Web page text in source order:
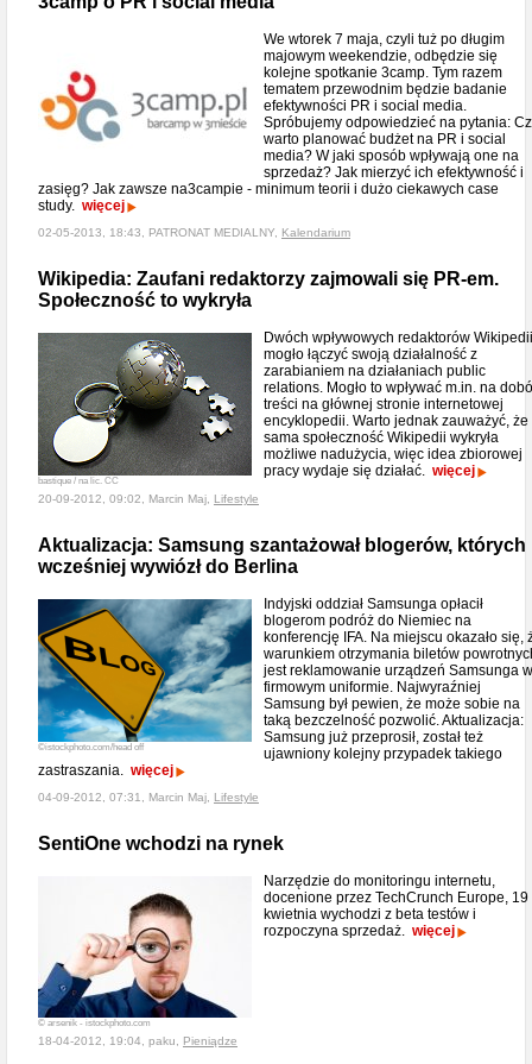
We wtorek 7 maja, czyli tuż po długim
majowym weekendzie, odbędzie się
kolejne spotkanie 3camp. Tym razem
tematem przewodnim będzie badanie
efektywności PR i social media.
Spróbujemy odpowiedzieć na pytania:
warto planować budżet na PR i social
media? W jaki sposób wpływają one na
sprzedaż? Jak mierzyć ich efektywność i
zasięg? Jak zawsze na3campie - minimum teorii i dużo ciekawych case
study. więcej
02-05-2013, 18:43, PATRONAT MEDIALNY, Kalendarium
Wikipedia: Zaufani redaktorzy zajmowali się PR-em.
Społeczność to wykryła
bastique / na lic. CC
Dwóch wpływowych redaktorów Wikipedii
mogło łączyć swoją działalność z
zarabianiem na działaniach public
relations. Mogło to wpływać m.in. na
treści na głównej stronie internetowej
encyklopedii. Warto jednak zauważyć, że
sama społeczność Wikipedii wykryła
możliwe nadużycia, więc idea zbiorowej
pracy wydaje się działać. więcej
20-09-2012, 09:02, Marcin Maj, Lifestyle
Aktualizacja: Samsung szantażował blogerów, których
wcześniej wywiózł do Berlina
©istockphoto.com/head off
Indyjski oddział Samsunga opłacił
blogerom podróż do Niemiec na
konferencję IFA. Na miejscu okazało się,
warunkiem otrzymania biletów
jest reklamowanie urządzeń Samsunga w
firmowym uniformie. Najwyraźniej
Samsung był pewien, że może sobie na
taką bezczelność pozwolić. Aktualizacja:
Samsung już przeprosił, został też
ujawniony kolejny przypadek takiego
zastraszania. więcej
04-09-2012, 07:31, Marcin Maj, Lifestyle
SentiOne wchodzi na rynek
© arsenik - istockphoto.com
Narzędzie do monitoringu internetu,
docenione przez TechCrunch Europe, 19
kwietnia wychodzi z beta testów i
rozpoczyna sprzedaż. więcej
18-04-2012, 19:04, paku, Pieniądze